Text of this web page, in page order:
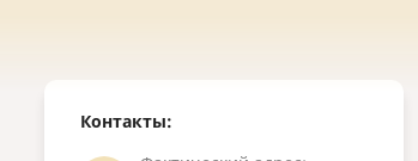
Контакты: